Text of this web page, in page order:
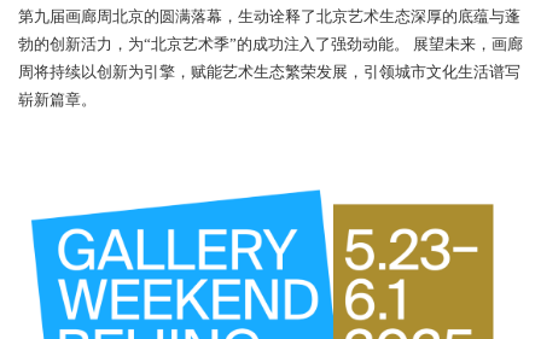
瓦尼（Rirkrit Tiravanija）支持的特别项目“Green Go Home”，通过
表演、论坛及工作坊等多元活动，“Green Go Home”有效促进了行业
众的共同参与，显著增强了北京艺术社群的凝聚力。该项目以年度
起点，紧扣“共享食物”理念，提供地道京味饮食体验；随后的开幕
设置了丝网印刷、行为表演等互动环节。